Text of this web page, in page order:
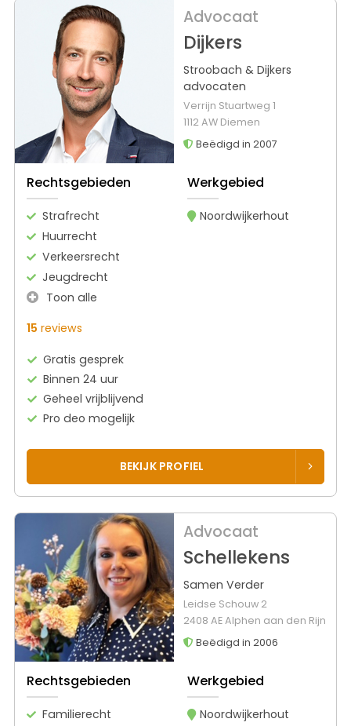
Advocaat
Dijkers
Stroobach & Dijkers
advocaten
Verrijn Stuartweg 1
1112 AW Diemen
Beëdigd in 2007
Rechtsgebieden
Strafrecht
Huurrecht
Verkeersrecht
Jeugdrecht
Toon alle
Werkgebied
Noordwijkerhout
15 reviews
Gratis gesprek
Binnen 24 uur
Geheel vrijblijvend
Pro deo mogelijk
BEKIJK PROFIEL
Advocaat
Schellekens
Samen Verder
Leidse Schouw 2
2408 AE Alphen aan den Rijn
Beëdigd in 2006
Rechtsgebieden
Familierecht
Werkgebied
Noordwijkerhout